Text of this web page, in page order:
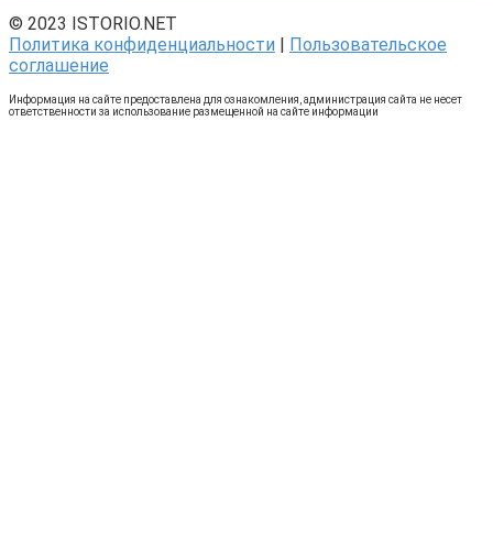
© 2023 ISTORIO.NET
Политика конфиденциальности | Пользовательское
соглашение
Информация на сайте предоставлена для ознакомления, администрация сайта не несет
ответственности за использование размещенной на сайте информации